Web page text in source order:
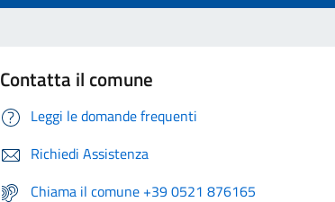
Contatta il comune
Leggi le domande frequenti
Richiedi Assistenza
Chiama il comune +39 0521 876165